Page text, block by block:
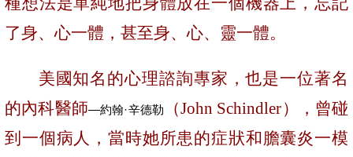
了身、心一體，甚至身、心、靈一體。
美國知名的心理諮詢專家，也是一位著名
的內科醫師—約翰·辛德勒 （John Schindler）， 曾碰
到一個病人，當時她所患的症狀和膽囊炎一模